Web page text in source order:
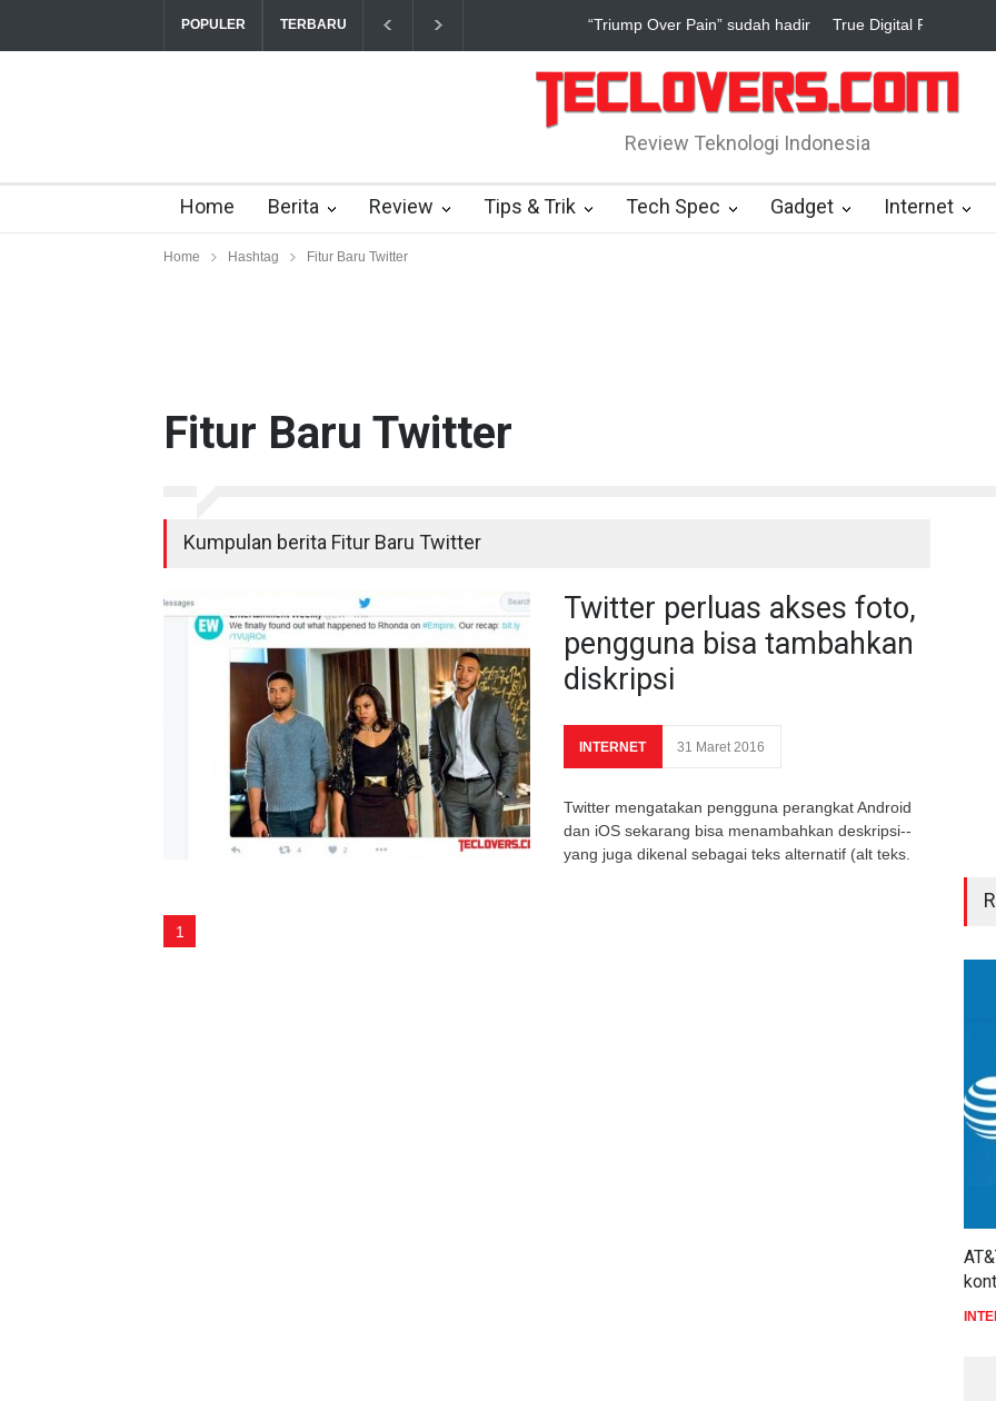
POPULER TERBARU “Triump Over Pain” sudah hadir True Digital Plus janji dukung
Review Teknologi Indonesia
Home Berita Review Tips & Trik Tech Spec Gadget Internet
Home Hashtag Fitur Baru Twitter
Fitur Baru Twitter
Kumpulan berita Fitur Baru Twitter
Twitter perluas akses foto,
pengguna bisa tambahkan
diskripsi
INTERNET 31 Maret 2016
Twitter mengatakan pengguna perangkat Android
dan iOS sekarang bisa menambahkan deskripsi--
yang juga dikenal sebagai teks alternatif (alt teks.
1